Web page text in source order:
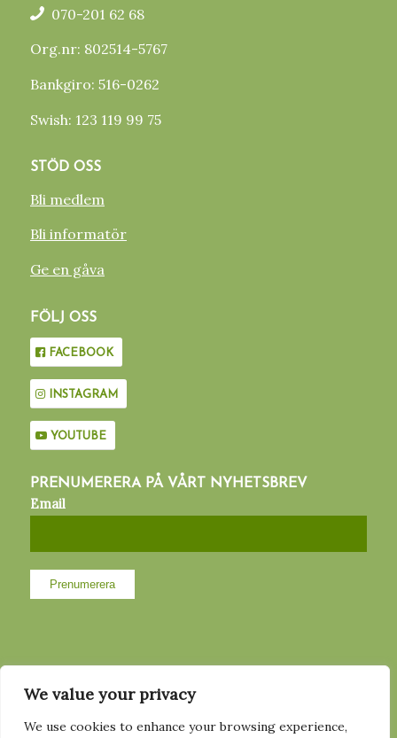
We value your privacy
We use cookies to enhance your browsing experience,
070-201 62 68
Org.nr: 802514-5767
Bankgiro: 516-0262
Swish: 123 119 99 75
STÖD OSS
Bli medlem
Bli informatör
Ge en gåva
FÖLJ OSS
FACEBOOK
INSTAGRAM
YOUTUBE
PRENUMERERA PÅ VÅRT NYHETSBREV
Email
MED STÖD AV